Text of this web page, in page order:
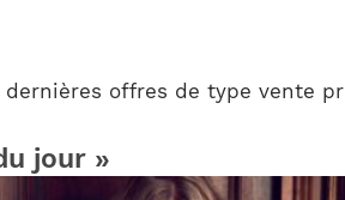
offres de type vente
jour »